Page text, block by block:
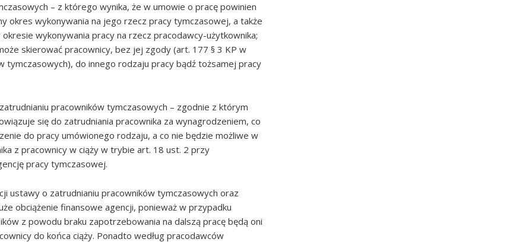
– z którego wynika, że w umowie o pracę powinien
okres wykonywania na jego rzecz pracy tymczasowej, a także
wykonywania pracy na rzecz pracodawcy-użytkownika;
skierować pracownicy, bez jej zgody (art. 177 § 3 KP w
tymczasowych), do innego rodzaju pracy bądź tożsamej pracy
pracowników tymczasowych – zgodnie z którym
się do zatrudniania pracownika za wynagrodzeniem, co
do pracy umówionego rodzaju, a co nie będzie możliwe w
z pracownicy w ciąży w trybie art. 18 ust. 2 przy
pracy tymczasowej.
ustawy o zatrudnianiu pracowników tymczasowych oraz
obciążenie finansowe agencji, ponieważ w przypadku
z powodu braku zapotrzebowania na dalszą pracę będą oni
do końca ciąży. Ponadto według pracodawców